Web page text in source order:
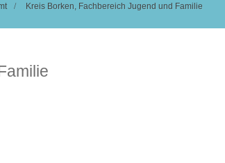
Kreis Borken, Fachbereich Jugend und Familie